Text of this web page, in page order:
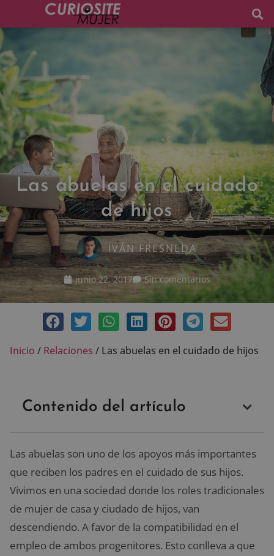
Las abuelas en el cuidado
de hijos
IVÁN FRESNEDA
junio 22, 2017 Sin comentarios
Inicio / Relaciones / Las abuelas en el cuidado de hijos
Contenido del artículo
Las abuelas son uno de los apoyos más importantes
que reciben los padres en el cuidado de sus hijos.
Vivimos en una sociedad donde los roles tradicionales
de mujer de casa y ciudado de hijos, van
descendiendo. A favor de la compatibilidad en el
empleo de ambos progenitores. Esto conlleva a que